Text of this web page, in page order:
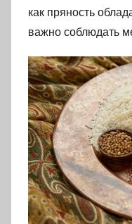
как пряность
важно соблюдать